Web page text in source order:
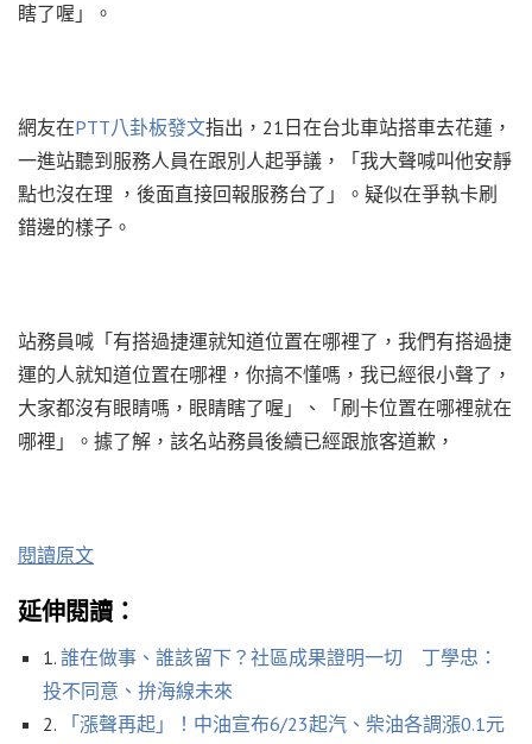
瞎了喔」。
網友在PTT八卦板發文指出，21日在台北車站搭車去花蓮，
一進站聽到服務人員在跟別人起爭議，「我大聲喊叫他安靜
點也沒在理 ，後面直接回報服務台了」。疑似在爭執卡刷
錯邊的樣子。
站務員喊「有搭過捷運就知道位置在哪裡了，我們有搭過捷
運的人就知道位置在哪裡，你搞不懂嗎，我已經很小聲了，
大家都沒有眼睛嗎，眼睛瞎了喔」、「刷卡位置在哪裡就在
哪裡」。據了解，該名站務員後續已經跟旅客道歉，
閱讀原文
延伸閱讀：
1. 誰在做事、誰該留下？社區成果證明一切 丁學忠：
投不同意、拚海線未來
2.
「漲聲再起」！中油宣布6/23起汽、柴油各調漲0.1元